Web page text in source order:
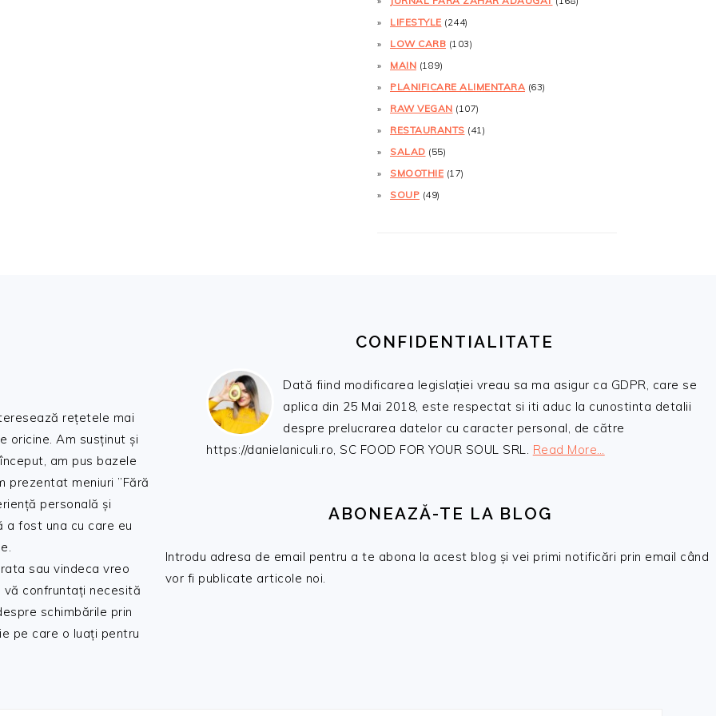
LIFESTYLE (244)
LOW CARB (103)
MAIN (189)
PLANIFICARE ALIMENTARA (63)
RAW VEGAN (107)
RESTAURANTS (41)
SALAD (55)
SMOOTHIE (17)
SOUP (49)
rețetele mai
oricine. Am susținut și
am pus bazele
prezentat meniuri ”Fără
personală și
a fost una cu care eu
sau vindeca vreo
confruntați necesită
schimbările prin
pe care o luați pentru
CONFIDENTIALITATE
Dată fiind modificarea legislației vreau sa ma asigur ca GDPR, care se
aplica din 25 Mai 2018, este respectat si iti aduc la cunostinta detalii
despre prelucrarea datelor cu caracter personal, de către
https://danielaniculi.ro, SC FOOD FOR YOUR SOUL SRL. Read More…
ABONEAZĂ-TE LA BLOG
Introdu adresa de email pentru a te abona la acest blog și vei primi notificări prin email când
vor fi publicate articole noi.